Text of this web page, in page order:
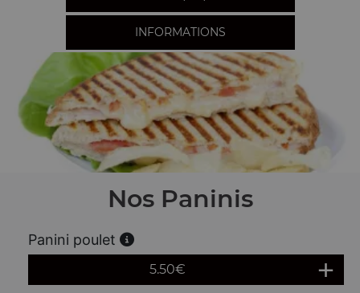
INFORMATIONS
Nos Paninis
Panini poulet
5.50€